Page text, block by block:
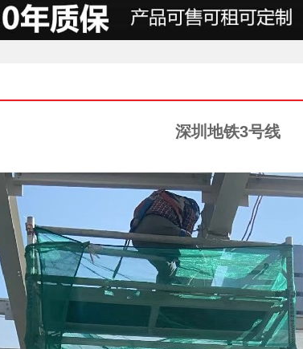
深圳地铁3号线